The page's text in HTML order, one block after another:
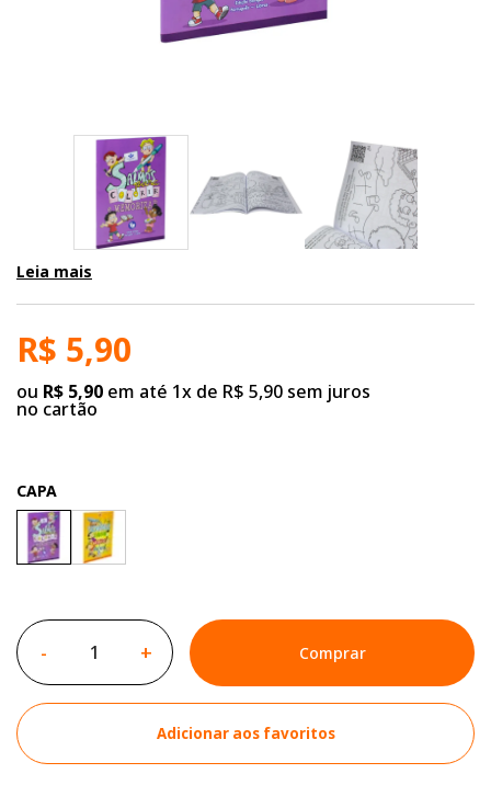
Leia mais
R$ 5,90
ou R$ 5,90 em até 1x de R$ 5,90 sem juros
no cartão
CAPA
- + Comprar
Adicionar aos favoritos